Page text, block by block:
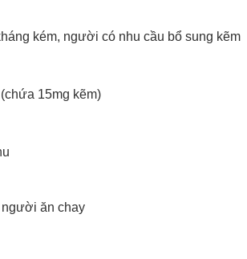
kém, người có nhu cầu bổ sung kẽm
15mg kẽm)
ăn chay